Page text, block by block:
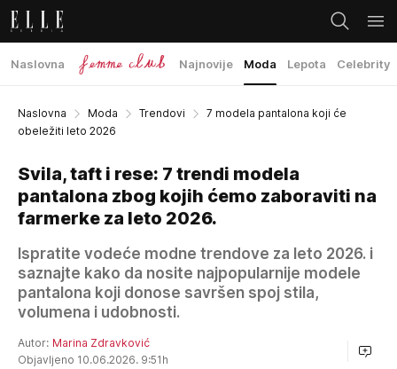
Naslovna Najnovije Moda Lepota Celebrity
Naslovna Moda Trendovi
7 modela pantalona koji će
obeležiti leto 2026
Svila, taft i rese: 7 trendi modela
pantalona zbog kojih ćemo zaboraviti na
farmerke za leto 2026.
Ispratite vodeće modne trendove za leto 2026. i
saznajte kako da nosite najpopularnije modele
pantalona koji donose savršen spoj stila,
volumena i udobnosti.
Autor: Marina Zdravković
Objavljeno 10.06.2026. 9:51h